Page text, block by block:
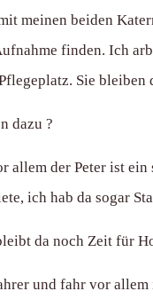
meinen beiden
finden. Ich
Sie
dazu ?
allem der Peter ist
ich hab da sogar
da noch Zeit für
und fahr vor